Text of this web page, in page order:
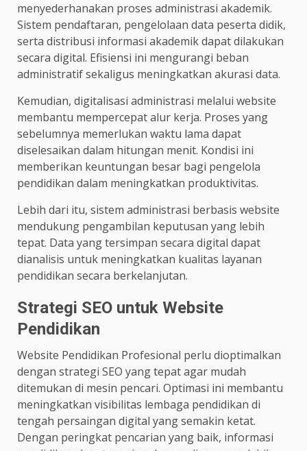
menyederhanakan proses administrasi akademik.
Sistem pendaftaran, pengelolaan data peserta didik,
serta distribusi informasi akademik dapat dilakukan
secara digital. Efisiensi ini mengurangi beban
administratif sekaligus meningkatkan akurasi data.
Kemudian, digitalisasi administrasi melalui website
membantu mempercepat alur kerja. Proses yang
sebelumnya memerlukan waktu lama dapat
diselesaikan dalam hitungan menit. Kondisi ini
memberikan keuntungan besar bagi pengelola
pendidikan dalam meningkatkan produktivitas.
Lebih dari itu, sistem administrasi berbasis website
mendukung pengambilan keputusan yang lebih
tepat. Data yang tersimpan secara digital dapat
dianalisis untuk meningkatkan kualitas layanan
pendidikan secara berkelanjutan.
Strategi SEO untuk Website
Pendidikan
Website Pendidikan Profesional perlu dioptimalkan
dengan strategi SEO yang tepat agar mudah
ditemukan di mesin pencari. Optimasi ini membantu
meningkatkan visibilitas lembaga pendidikan di
tengah persaingan digital yang semakin ketat.
Dengan peringkat pencarian yang baik, informasi